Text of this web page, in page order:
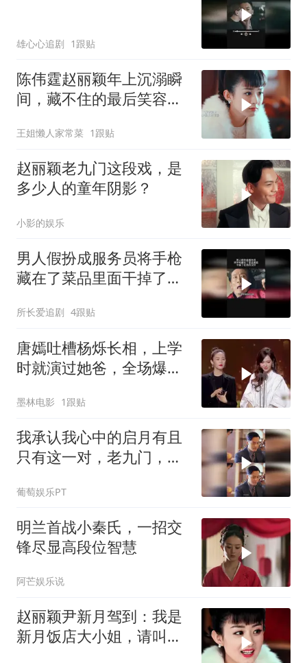
雄心心追剧 1跟贴
陈伟霆赵丽颖年上沉溺瞬
间，藏不住的最后笑容甜
王姐懒人家常菜 1跟贴
赵丽颖老九门这段戏，是
多少人的童年阴影？
小影的娱乐
男人假扮成服务员将手枪
藏在了菜品里面干掉了在
所长爱追剧 4跟贴
唐嫣吐槽杨烁长相，上学
时就演过她爸，全场爆笑
墨林电影 1跟贴
我承认我心中的启月有且
只有这一对，老九门，九
葡萄娱乐PT
明兰首战小秦氏，一招交
锋尽显高段位智慧
阿芒娱乐说
赵丽颖尹新月驾到：我是
新月饭店大小姐，请叫我